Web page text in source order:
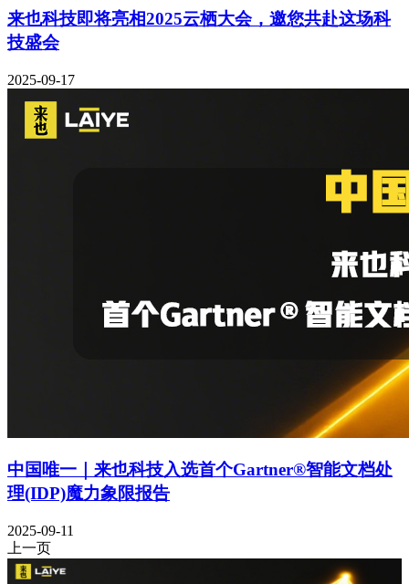
来也科技即将亮相2025云栖大会，邀您共赴这场科
技盛会
2025-09-17
中国唯一｜来也科技入选首个Gartner®智能文档处
理(IDP)魔力象限报告
2025-09-11
上一页